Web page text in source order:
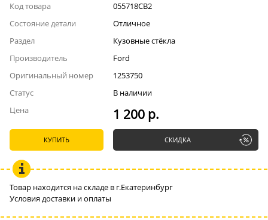
Код товара
055718СВ2
Состояние детали
Отличное
Раздел
Кузовные стёкла
Производитель
Ford
Оригинальный номер
1253750
Статус
В наличии
Цена
1 200 р.
КУПИТЬ СКИДКА
Товар находится на складе в г.Екатеринбург
Условия доставки и оплаты